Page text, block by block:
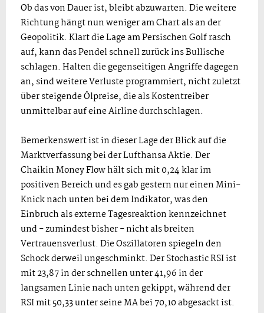
Ob das von Dauer ist, bleibt abzuwarten. Die weitere
Richtung hängt nun weniger am Chart als an der
Geopolitik. Klart die Lage am Persischen Golf rasch
auf, kann das Pendel schnell zurück ins Bullische
schlagen. Halten die gegenseitigen Angriffe dagegen
an, sind weitere Verluste programmiert, nicht zuletzt
über steigende Ölpreise, die als Kostentreiber
unmittelbar auf eine Airline durchschlagen.
Bemerkenswert ist in dieser Lage der Blick auf die
Marktverfassung bei der Lufthansa Aktie. Der
Chaikin Money Flow hält sich mit 0,24 klar im
positiven Bereich und es gab gestern nur einen Mini-
Knick nach unten bei dem Indikator, was den
Einbruch als externe Tagesreaktion kennzeichnet
und - zumindest bisher - nicht als breiten
Vertrauensverlust. Die Oszillatoren spiegeln den
Schock derweil ungeschminkt. Der Stochastic RSI ist
mit 23,87 in der schnellen unter 41,96 in der
langsamen Linie nach unten gekippt, während der
RSI mit 50,33 unter seine MA bei 70,10 abgesackt ist.